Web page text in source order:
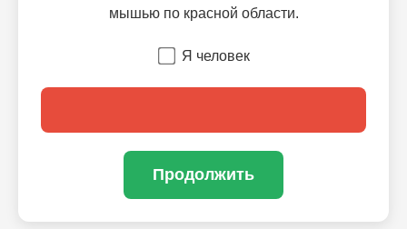
мышью по красной области.
Я человек
Продолжить